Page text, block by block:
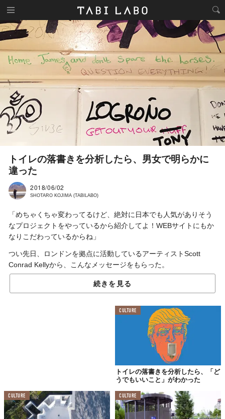
トイレの落書きを分析したら、男女で明らかに
違った
2018/06/02
SHOTARO KOJIMA (TABILABO)
「めちゃくちゃ変わってるけど、絶対に日本でも人気がありそう
なプロジェクトをやっているから紹介してよ！WEBサイトにもか
なりこだわっているからね」
つい先日、ロンドンを拠点に活動しているアーティストScott
Conrad Kellyから、こんなメッセージをもらった。
顔こそ見えないけど、綺麗な小石を拾った子どものようにテンシ
ョンの上がっているScottが目に浮かんだので、仕方なくプロジェ
クトをのぞいてみると……あっさりとその世界観に引き込まれて
斜め上のアイデアなんだけど本質をとらえているな、と。
ということで、男女の違いを明らかにするためのプロジェクト
100箇所以上のトイレを
マジメに分析
続きを見る
CULTURE
トイレの落書きを分析したら、「ど
うでもいいこと」がわかった
CULTURE CULTURE